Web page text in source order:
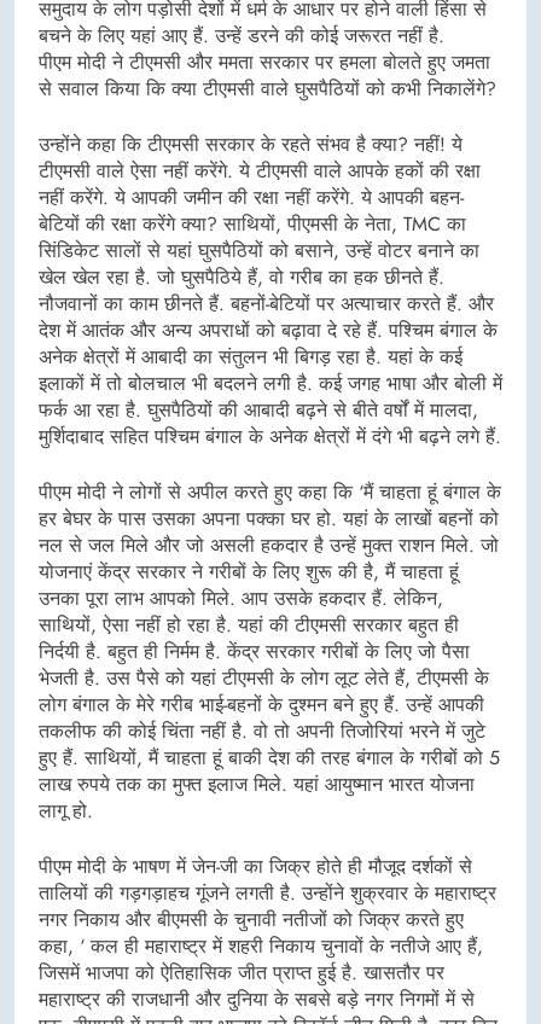
समुदाय के लोग पड़ोसी देशों में धर्म के आधार पर होने वाली हिंसा से
बचने के लिए यहां आए हैं. उन्हें डरने की कोई जरूरत नहीं है.
पीएम मोदी ने टीएमसी और ममता सरकार पर हमला बोलते हुए जमता
से सवाल किया कि क्या टीएमसी वाले घुसपैठियों को कभी निकालेंगे?
उन्होंने कहा कि टीएमसी सरकार के रहते संभव है क्या? नहीं! ये
टीएमसी वाले ऐसा नहीं करेंगे. ये टीएमसी वाले आपके हकों की रक्षा
नहीं करेंगे. ये आपकी जमीन की रक्षा नहीं करेंगे. ये आपकी बहन-
बेटियों की रक्षा करेंगे क्या? साथियों, पीएमसी के नेता, TMC का
सिंडिकेट सालों से यहां घुसपैठियों को बसाने, उन्हें वोटर बनाने का
खेल खेल रहा है. जो घुसपैठिये हैं, वो गरीब का हक छीनते हैं.
नौजवानों का काम छीनते हैं. बहनों-बेटियों पर अत्याचार करते हैं. और
देश में आतंक और अन्य अपराधों को बढ़ावा दे रहे हैं. पश्चिम बंगाल के
अनेक क्षेत्रों में आबादी का संतुलन भी बिगड़ रहा है. यहां के कई
इलाकों में तो बोलचाल भी बदलने लगी है. कई जगह भाषा और बोली में
फर्क आ रहा है. घुसपैठियों की आबादी बढ़ने से बीते वर्षों में मालदा,
मुर्शिदाबाद सहित पश्चिम बंगाल के अनेक क्षेत्रों में दंगे भी बढ़ने लगे हैं.
पीएम मोदी ने लोगों से अपील करते हुए कहा कि ‘मैं चाहता हूं बंगाल के
हर बेघर के पास उसका अपना पक्का घर हो. यहां के लाखों बहनों को
नल से जल मिले और जो असली हकदार है उन्हें मुक्त राशन मिले. जो
योजनाएं केंद्र सरकार ने गरीबों के लिए शुरू की है, मैं चाहता हूं
उनका पूरा लाभ आपको मिले. आप उसके हकदार हैं. लेकिन,
साथियों, ऐसा नहीं हो रहा है. यहां की टीएमसी सरकार बहुत ही
निर्दयी है. बहुत ही निर्मम है. केंद्र सरकार गरीबों के लिए जो पैसा
भेजती है. उस पैसे को यहां टीएमसी के लोग लूट लेते हैं, टीएमसी के
लोग बंगाल के मेरे गरीब भाई-बहनों के दुश्मन बने हुए हैं. उन्हें आपकी
तकलीफ की कोई चिंता नहीं है. वो तो अपनी तिजोरियां भरने में जुटे
हुए हैं. साथियों, मैं चाहता हूं बाकी देश की तरह बंगाल के गरीबों को 5
लाख रुपये तक का मुफ्त इलाज मिले. यहां आयुष्मान भारत योजना
लागू हो.
पीएम मोदी के भाषण में जेन-जी का जिक्र होते ही मौजूद दर्शकों से
तालियों की गड़गड़ाहच गूंजने लगती है. उन्होंने शुक्रवार के महाराष्ट्र
नगर निकाय और बीएमसी के चुनावी नतीजों को जिक्र करते हुए
कहा, ‘ कल ही महाराष्ट्र में शहरी निकाय चुनावों के नतीजे आए हैं,
जिसमें भाजपा को ऐतिहासिक जीत प्राप्त हुई है. खासतौर पर
महाराष्ट्र की राजधानी और दुनिया के सबसे बड़े नगर निगमों में से